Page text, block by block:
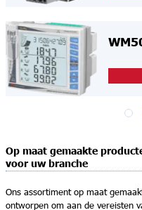
Op maat gemaakte
voor uw branche
Ons assortiment op maat
ontworpen om aan de vereisten